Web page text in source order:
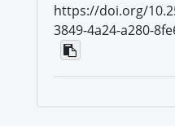
https://doi.org/
3849-4a24-a280-